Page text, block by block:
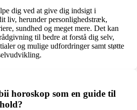
dig ved at give dig indsigt i
liv, herunder personlighedstræk,
sundhed og meget mere. Det kan
til bedre at forstå dig selv,
og mulige udfordringer samt støtte
horoskop som en guide til